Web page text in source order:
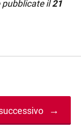
pubblicate il21
→